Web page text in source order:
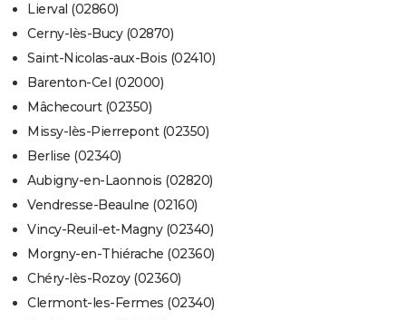
Lierval (02860)
Cerny-lès-Bucy (02870)
Saint-Nicolas-aux-Bois (02410)
Barenton-Cel (02000)
Mâchecourt (02350)
Missy-lès-Pierrepont (02350)
Berlise (02340)
Aubigny-en-Laonnois (02820)
Vendresse-Beaulne (02160)
Vincy-Reuil-et-Magny (02340)
Morgny-en-Thiérache (02360)
Chéry-lès-Rozoy (02360)
Clermont-les-Fermes (02340)